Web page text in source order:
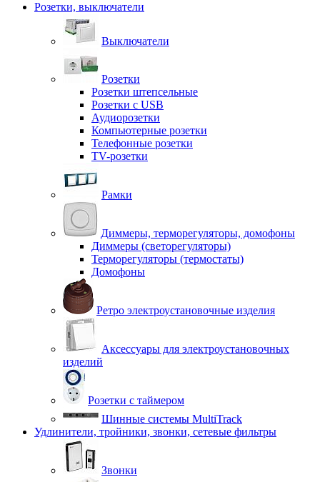
Розетки, выключатели
Выключатели
Розетки
Розетки штепсельные
Розетки с USB
Аудиорозетки
Компьютерные розетки
Телефонные розетки
TV-розетки
Рамки
Диммеры, терморегуляторы, домофоны
Диммеры (светорегуляторы)
Терморегуляторы (термостаты)
Домофоны
Ретро электроустановочные изделия
Аксессуары для электроустановочных
изделий
Розетки с таймером
Шинные системы MultiTrack
Удлинители, тройники, звонки, сетевые фильтры
Звонки